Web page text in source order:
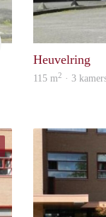
Woning
Heuvelring
115 m2 · 3